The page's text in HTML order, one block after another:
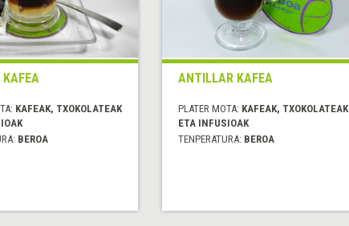
KAFEAK, TXOKOLATEAK
BEROA
ANTILLAR KAFEA
PLATER MOTA: KAFEAK, TXOKOLATEAK
ETA INFUSIOAK
TENPERATURA: BEROA